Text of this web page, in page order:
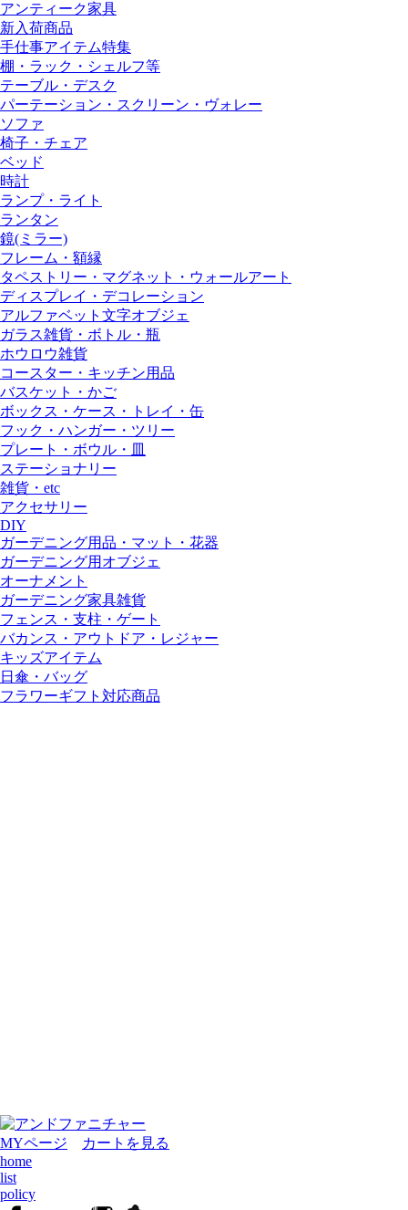
アンティーク家具
新入荷商品
手仕事アイテム特集
棚・ラック・シェルフ等
テーブル・デスク
パーテーション・スクリーン・ヴォレー
ソファ
椅子・チェア
ベッド
時計
ランプ・ライト
ランタン
鏡(ミラー)
フレーム・額縁
タペストリー・マグネット・ウォールアート
ディスプレイ・デコレーション
アルファベット文字オブジェ
ガラス雑貨・ボトル・瓶
ホウロウ雑貨
コースター・キッチン用品
バスケット・かご
ボックス・ケース・トレイ・缶
フック・ハンガー・ツリー
プレート・ボウル・皿
ステーショナリー
雑貨・etc
アクセサリー
DIY
ガーデニング用品・マット・花器
ガーデニング用オブジェ
オーナメント
ガーデニング家具雑貨
フェンス・支柱・ゲート
バカンス・アウトドア・レジャー
キッズアイテム
日傘・バッグ
フラワーギフト対応商品
MYページ
カートを見る
home
list
policy